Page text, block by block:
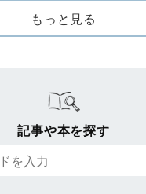
もっと見る
記事や本を探す